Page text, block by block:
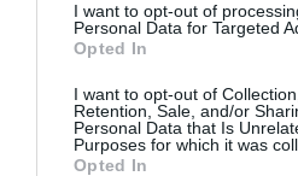
I want to opt-out of
Personal Data for Targeted
Opted In
I want to opt-out of
Retention, Sale, and/or
Personal Data that Is
Purposes for which it was
Opted In
22